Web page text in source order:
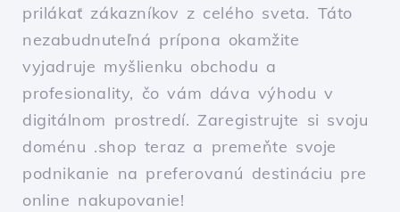
prilákať zákazníkov z celého sveta. Táto
nezabudnuteľná prípona okamžite
vyjadruje myšlienku obchodu a
profesionality, čo vám dáva výhodu v
digitálnom prostredí. Zaregistrujte si svoju
doménu .shop teraz a premeňte svoje
podnikanie na preferovanú destináciu pre
online nakupovanie!